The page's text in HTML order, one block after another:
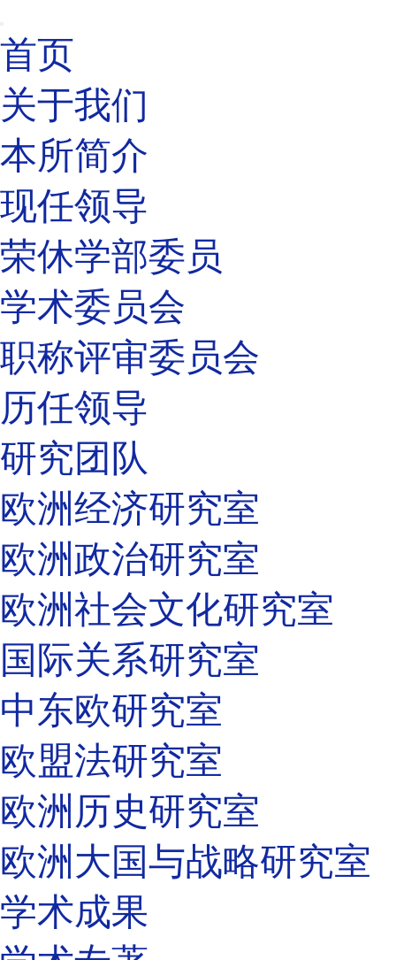
首页
关于我们
本所简介
现任领导
荣休学部委员
学术委员会
职称评审委员会
历任领导
研究团队
欧洲经济研究室
欧洲政治研究室
欧洲社会文化研究室
国际关系研究室
中东欧研究室
欧盟法研究室
欧洲历史研究室
欧洲大国与战略研究室
学术成果